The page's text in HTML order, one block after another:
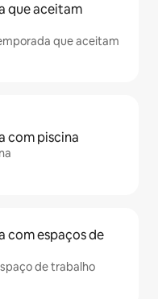
que aceitam
que aceitam
com piscina
com espaços de
de trabalho